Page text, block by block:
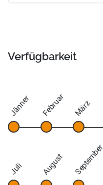
Verfügbarkeit
Jänner Februar März
Juli August September